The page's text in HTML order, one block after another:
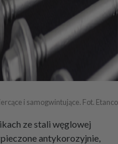
i samogwintujące. Fot. Etanco
ze stali węglowej
antykorozyjnie,